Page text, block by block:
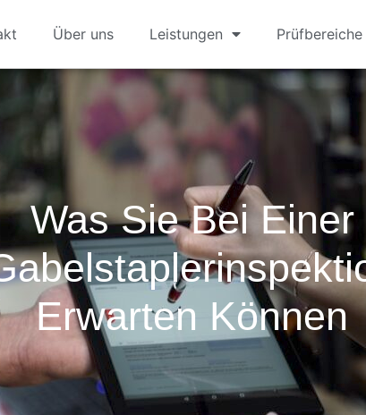
Über uns Leistungen Prüfbereiche
Was Sie Bei Einer
Erwarten Können